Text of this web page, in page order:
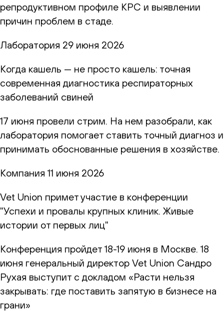
репродуктивном профиле КРС и выявлении
причин проблем в стаде.
Лаборатория 29 июня 2026
Когда кашель — не просто кашель: точная
современная диагностика респираторных
заболеваний свиней
17 июня провели стрим. На нем разобрали, как
лаборатория помогает ставить точный диагноз и
принимать обоснованные решения в хозяйстве.
Компания 11 июня 2026
Vet Union примет участие в конференции
"Успехи и провалы крупных клиник. Живые
истории от первых лиц"
Конференция пройдет 18-19 июня в Москве. 18
июня генеральный директор Vet Union Сандро
Рухая выступит с докладом «Расти нельзя
закрывать: где поставить запятую в бизнесе на
грани»